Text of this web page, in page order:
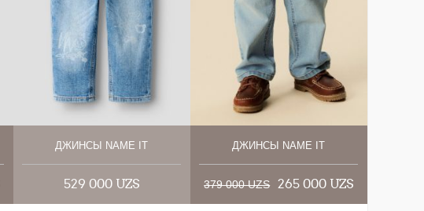
ДЖИНСЫ NAME IT
529 000 UZS
ДЖИНСЫ NAME IT
379 000 UZS 265 000 UZS